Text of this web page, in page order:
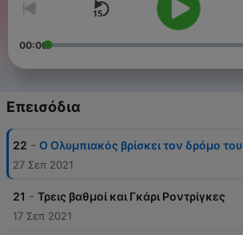
00:00
Επεισόδια
22 - Ο Ολυμπιακός βρίσκει τον δρόμο του
27 Σεπ 2021
21 - Τρεις βαθμοί και Γκάρι Ροντρίγκες
17 Σεπ 2021